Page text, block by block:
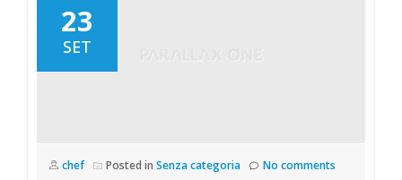
23
SET
chef Posted in Senza categoria No comments